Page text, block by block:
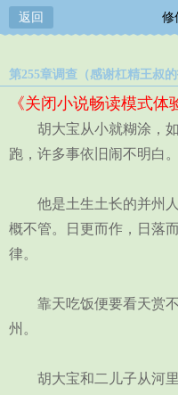
返回 修
第255章调查（感谢杠精王叔
《关闭小说畅读模式体
胡大宝从小就糊涂，如
跑，许多事依旧闹不明白。
他是土生土长的并州人
概不管。日更而作，日落
律。
靠天吃饭便要看天赏不
州。
胡大宝和二儿子从河里